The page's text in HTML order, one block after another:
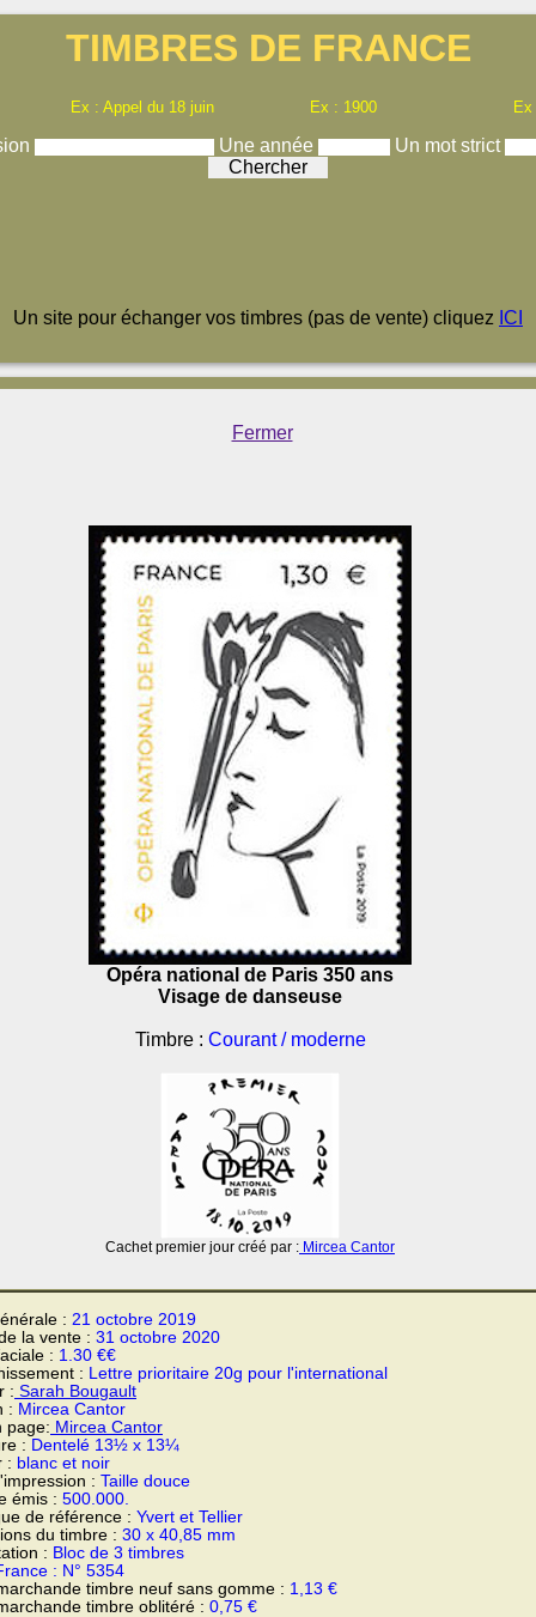
TIMBRES DE FRANCE
Ex : Appel du 18 juin Ex : 1900
Une année Un mot strict
Un site pour échanger vos timbres (pas de vente) cliquez ICI
Fermer
Opéra national de Paris 350 ans
Visage de danseuse
Timbre : Courant / moderne
Cachet premier jour créé par : Mircea Cantor
: 21 octobre 2019
la vente : 31 octobre 2020
: 1.30 €€
: Lettre prioritaire 20g pour l'international
: Sarah Bougault
: Mircea Cantor
page: Mircea Cantor
: Dentelé 13½ x 13¼
: blanc et noir
: Taille douce
émis : 500.000.
de référence : Yvert et Tellier
du timbre : 30 x 40,85 mm
: Bloc de 3 timbres
: N° 5354
timbre neuf sans gomme : 1,13 €
timbre oblitéré : 0,75 €